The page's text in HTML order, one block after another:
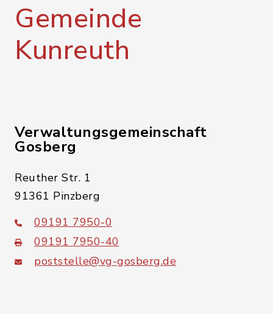
Gemeinde
Kunreuth
Verwaltungsgemeinschaft
Gosberg
Reuther Str. 1
91361 Pinzberg
09191 7950-0
09191 7950-40
poststelle@vg-gosberg.de